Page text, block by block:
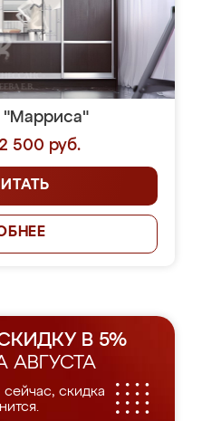
"Марриса"
500 руб.
В 5%
АВГУСТА
сейчас, скидка